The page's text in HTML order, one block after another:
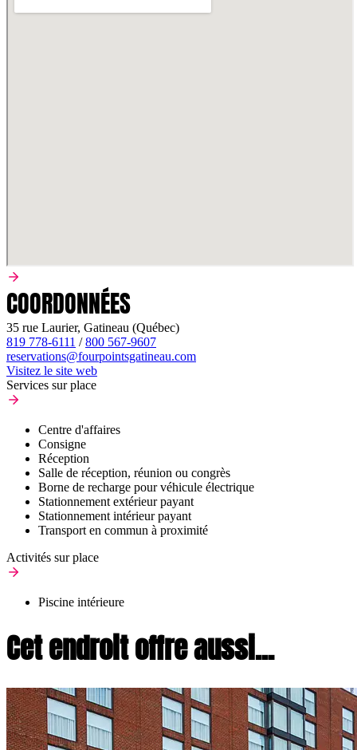
COORDONNÉES
35 rue Laurier, Gatineau (Québec)
819 778-6111 /800 567-9607
reservations@fourpointsgatineau.com
Visitez le site web
Services sur place
Centre d'affaires
Consigne
Réception
Salle de réception, réunion ou congrès
Borne de recharge pour véhicule électrique
Stationnement extérieur payant
Stationnement intérieur payant
Transport en commun à proximité
Activités sur place
Piscine intérieure
Cet endroit offre aussi...